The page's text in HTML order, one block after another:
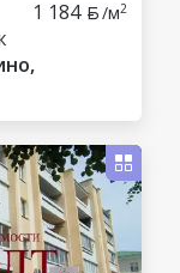
1 184 /м2